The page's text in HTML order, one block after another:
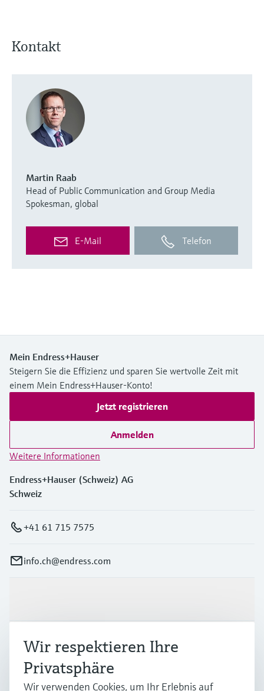
Kontakt
Martin Raab
Head of Public Communication and Group Media
Spokesman, global
E-Mail Telefon
Mein Endress+Hauser
Steigern Sie die Effizienz und sparen Sie wertvolle Zeit mit
einem Mein Endress+Hauser-Konto!
Jetzt registrieren
Anmelden
Weitere Informationen
Endress+Hauser (Schweiz) AG
Schweiz
+41 61 715 7575
info.ch@endress.com
Branchen
Support
Wir respektieren Ihre
Privatsphäre
Wir verwenden Cookies, um Ihr Erlebnis auf